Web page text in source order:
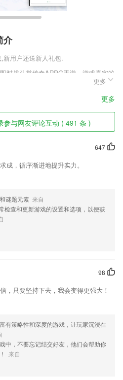
介
新用户还送新人礼包.
时战斗类传奇ARPG手游，游戏真实的
家都可以亲自上阵控制角色，万人攻沙
加吧，谁赢得最后的胜利，就能获得限
么呢，破晓传世h5官方安卓版v1.0.1在
攻城的场面。
色
，健康充电评分,轻松让电池更健康，
您带来优质思维模式与教学环境
水份含量，卡路里消耗，骨骼含量，
老人随时就医、随时治疗；
过输入关键字，快速的搜索到课程；
诊服务，让你看病更加的简单便捷。
，报名社团活动；
、发布时间等数据显示
考生量身打造。免费，不收费使用题
予用户帮助，有一些真实的自考教育的
的个人账户，就会有相关的专家为用户
更多
更多
参与网友评论互动 ( 491 条 )
647
成，循序渐进地提升实力。
谜题元素 来自
检查和更新游戏的设置和选项，以便获
98
，只要坚持下去，我会变得更强大！
有策略性和深度的游戏，让玩家沉浸在
中，不要忘记结交好友，他们会帮助你
来自